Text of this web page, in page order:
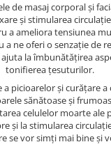
de masaj corporal și
și stimularea
a ameliora tensiunea
a ne oferi o senzație de
la îmbunătățirea
tonifierea țesuturilor.
picioarelor și curățare a
sănătoase și
celulelor moarte ale
și la stimularea
se vor simți mai bine și